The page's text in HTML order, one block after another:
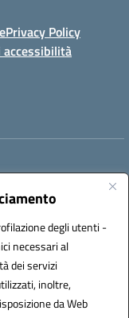
degli utenti -
necessari al
dei servizi
inoltre,
da Web
Privacy Policy
istsc_noic818005